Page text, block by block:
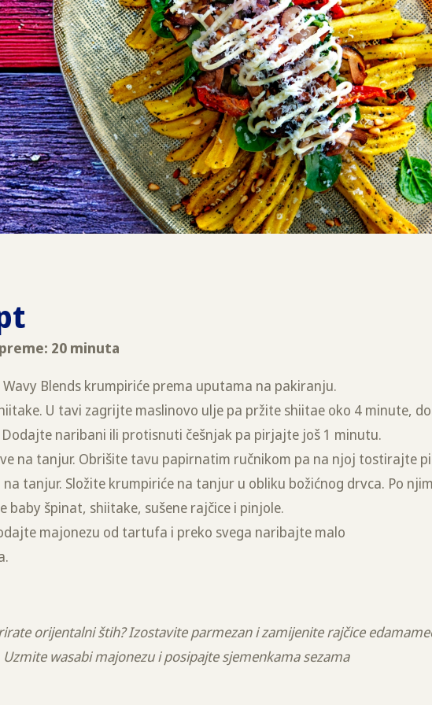
20 minuta
Blends krumpiriće prema uputama na pakiranju.
U tavi zagrijte maslinovo ulje pa pržite shiitae oko 4 minute,
naribani ili protisnuti češnjak pa pirjajte još 1 minutu.
na tanjur. Obrišite tavu papirnatim ručnikom pa na njoj tostirajte
tanjur. Složite krumpiriće na tanjur u obliku božićnog drvca. Po
baby špinat, shiitake, sušene rajčice i pinjole.
majonezu od tartufa i preko svega naribajte malo
orijentalni štih? Izostavite parmezan i zamijenite rajčice
wasabi majonezu i posipajte sjemenkama sezama